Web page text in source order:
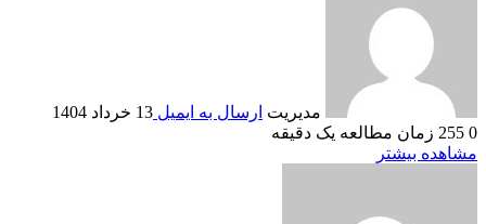
مدیریت ارسال به ایمیل 13 خرداد 1404
0
زمان مطالعه یک دقیقه
مشاهده بیشتر